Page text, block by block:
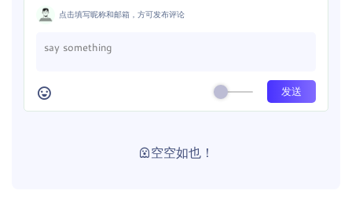
点击填写昵称和邮箱，方可发布评论
空空如也！